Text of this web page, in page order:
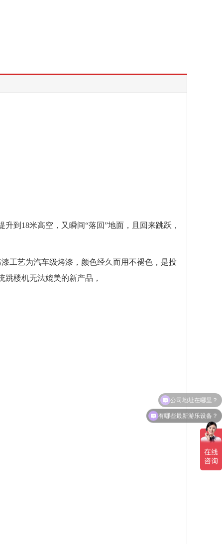
到18米高空，又瞬间“落回”地面，且回来跳跃，
工艺为汽车级烤漆，颜色经久而用不褪色，是投
楼机无法媲美的新产品，
有哪些最新游乐设备？